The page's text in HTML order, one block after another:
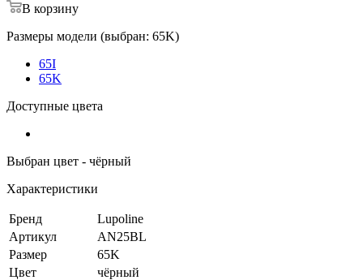
В корзину
Размеры модели (выбран: 65K)
65I
65K
Доступные цвета
Выбран цвет - чёрный
Характеристики
Бренд
Lupoline
Артикул
AN25BL
Размер
65K
Цвет
чёрный